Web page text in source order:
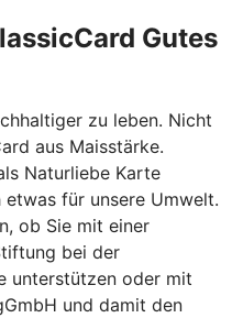
Gutes
zu leben. Nicht
aus Maisstärke.
Naturliebe Karte
für unsere Umwelt.
ob Sie mit einer
bei der
unterstützen oder mit
und damit den